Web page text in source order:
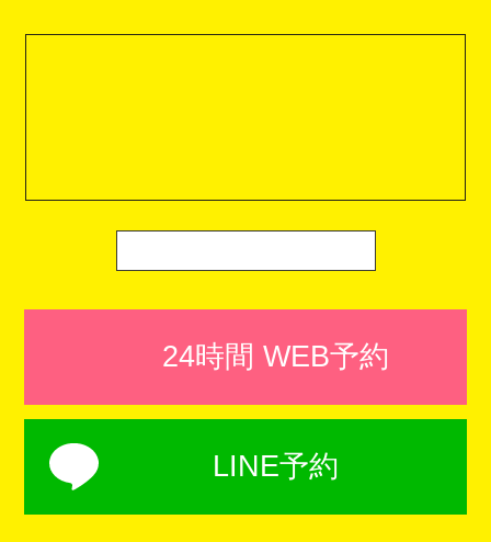
24時間 WEB予約
LINE予約